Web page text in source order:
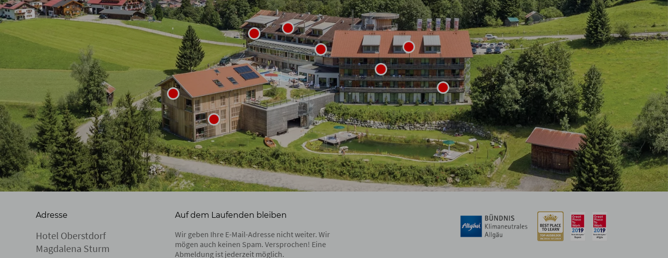
Adresse
Hotel Oberstdorf
Magdalena Sturm
Auf dem Laufenden bleiben
Wir geben Ihre E-Mail-Adresse nicht weiter. Wir
mögen auch keinen Spam. Versprochen! Eine
Abmeldung ist jederzeit möglich.